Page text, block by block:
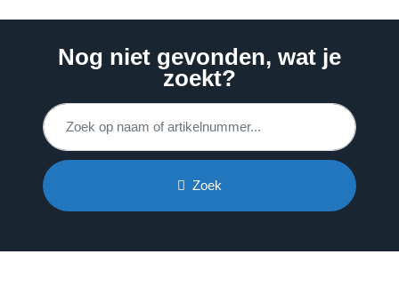
Nog niet gevonden, wat je
zoekt?
Zoek